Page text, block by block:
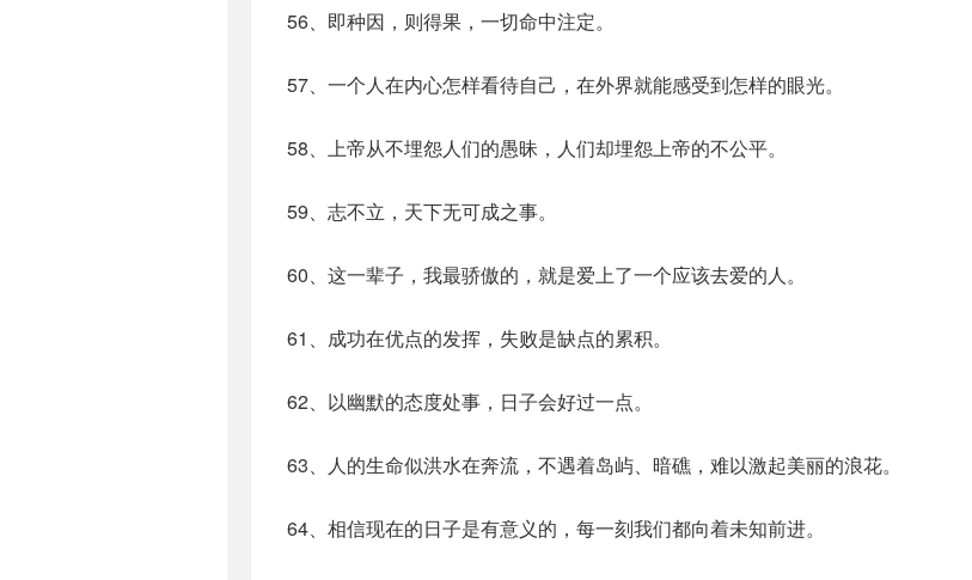
56、即种因，则得果，一切命中注定。
57、一个人在内心怎样看待自己，在外界就能感受到怎样的眼光。
58、上帝从不埋怨人们的愚昧，人们却埋怨上帝的不公平。
59、志不立，天下无可成之事。
60、这一辈子，我最骄傲的，就是爱上了一个应该去爱的人。
61、成功在优点的发挥，失败是缺点的累积。
62、以幽默的态度处事，日子会好过一点。
63、人的生命似洪水在奔流，不遇着岛屿、暗礁，难以激起美丽的浪花。
64、相信现在的日子是有意义的，每一刻我们都向着未知前进。